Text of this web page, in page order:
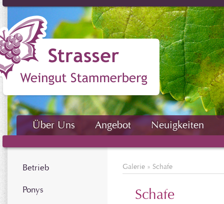
Über Uns Angebot Neuigkeiten
Betrieb
Ponys
Galerie » Schafe
Schafe